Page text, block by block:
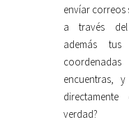
envíar correos
a través
además
encuentras,
verdad?